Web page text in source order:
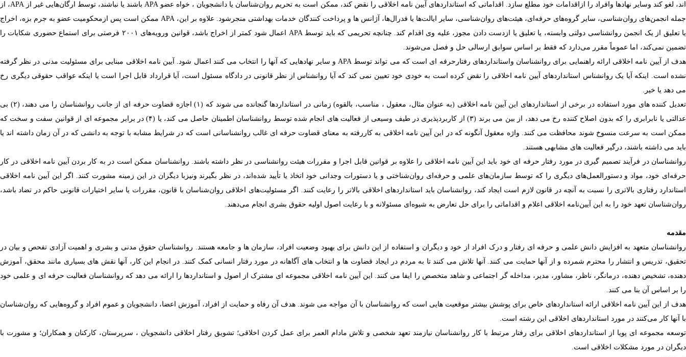
اند، لغو کند وسایر نهادها وافراد را ازاقدامات خود مطلع سازد. اقداماتی که استانداردهای
آیین نامه اخلاقی را نقض کند، ممکن است به تحریم روان‌شناسان یا دانشجویان ، خواه عضو APAباشند یا نباشند، توسط ارگان‌هایی غیر از APA، از
جمله انجمن‌های روان‌شناسی، سایر گروه‌های حرفه‌ای، هیئت‌های روان‌شناسی، سایر ایالت‌ها یا فدرال‌ها، آژانس ها و پرداخت کنندگان خدمات بهداشتی منجرشود. علاوه بر این، APAممکن است پس ازمحکومیت عضو به جرم بزه، اخراج
یا تعلیق از یک انجمن روانشناسی دولتی وابسته، یا تعلیق یا ازدست دادن مجوز، علیه وی اقدام کند. چنانچه تحریمی که باید توسطAPA
اعمال شود کمتر از اخراج باشد، قوانین ورویه‌های ۲۰۰۱ فرصتی برای استماع حضوری شکایات را
تضمین نمی‌کند، اما عموماً مقرر می‌دارد که فقط بر اساس سوابق ارسالی حل و فصل می‌شوند.
هدف از
آیین نامه اخلاقی ارائه راهنمایی برای روانشناسان واستانداردهای رفتارحرفه ای است که می تواند توسط APA و سایر نهادهایی که آنها را انتخاب می کنند اعمال شود. آیین نامه اخلاقی مبنایی برای مسئولیت مدنی در نظر گرفته
نشده است.
اینکه آیا یک روانشناس استانداردهای آیین نامه اخلاقی را نقض کرده است به خودی خود تعیین نمی کند که آیا روانشناس از نظر قانونی در دادگاه مسئول است، آیا قرارداد قابل اجرا است یا اینکه عواقب حقوقی دیگری رخ
می دهد یا خیر.
تعدیل کننده های مورد استفاده در برخی از استانداردهای این آیین نامه اخلاقی (به عنوان مثال، معقول ، مناسب، بالقوه) زمانی در استانداردها گنجانده می شوند که (۱) اجازه قضاوت حرفه ای از جانب روانشناسان را می دهند، (۲) بی
عدالتی یا نابرابری را که بدون اصلاح کننده رخ می دهد، از بین می برند (۳) از کاربردپذیری در طیف وسیعی از فعالیت های انجام شده توسط روانشناسان اطمینان حاصل می کند، یا (۴) در برابر مجموعه ای از قوانین سفت و سخت که
ممکن است به سرعت منسوخ شوند محافظت می کنند. واژه معقول آنگونه که در این آیین نامه اخلاقی به کاررفته به معنای قضاوت حرفه ای غالب روانشناسانی است که در شرایط مشابه با توجه به دانشی که در آن زمان داشته اند یا
باید می داشته باشند، درگیر فعالیت های مشابهی هستند.
روانشناسان در فرآیند تصمیم گیری در مورد رفتار حرفه ای خود باید این آیین نامه اخلاقی را علاوه بر قوانین قابل اجرا و مقررات هیئت روانشناسی در نظر داشته باشند. روانشناسان ممکن است در به کار بردن آیین نامه اخلاقی در کار
حرفه‌ای خود، مواد و دستورالعمل‌های دیگری را که توسط سازمان‌های علمی و حرفه‌ای روان‌شناختی و یا دستورات وجدانی خود اتخاذ یا تأیید شده‌اند، در نظر بگیرند ونیزبا دیگران در این زمینه مشورت کنند. اگر این آیین نامه اخلاقی
استاندارد رفتاری بالاتری را نسبت به آنچه در قانون لازم است ایجاد کند، روانشناسان باید استانداردهای اخلاقی بالاتر را رعایت کنند. اگر مسئولیت‌های اخلاقی روان‌شناسان با قانون، مقررات یا سایر اختیارات قانونی حاکم در تضاد باشد،
روان‌شناسان تعهد خود را به این آیین‌نامه اخلاقی اعلام و اقداماتی را برای حل تعارض به شیوه‌ای مسئولانه و با رعایت اصول اولیه حقوق بشری انجام می‌دهند.
مقدمه
روانشناسان متعهد به افزایش دانش علمی و حرفه ای رفتار و درک افراد از خود و دیگران و استفاده از این دانش برای بهبود وضعیت افراد، سازمان ها و جامعه هستند. روانشناسان حقوق مدنی و بشری و اهمیت آزادی تفحص و بیان در
تحقیق، تدریس و انتشار را محترم شمرده و از آنها حمایت می کنند. آنها تلاش می کنند تا به مردم در ایجاد قضاوت ها و انتخاب های آگاهانه در مورد رفتار انسانی کمک کنند. در انجام این کار، آنها نقش های بسیاری مانند محقق، آموزش
دهنده، تشخیص دهنده، درمانگر، ناظر، مشاور، مدیر، مداخله گر اجتماعی و شاهد متخصص را ایفا می کنند. این آیین نامه اخلاقی مجموعه ای مشترک از اصول و استانداردها را ارائه می دهد که روانشناسان فعالیت حرفه ای و علمی خود
را بر اساس آن بنا می کنند.
هدف از این آیین نامه اخلاقی ارائه استانداردهای خاص برای پوشش بیشتر موقعیت هایی است که روانشناسان با آن مواجه می شوند. هدف آن رفاه و حمایت از افراد، آموزش اعضا، دانشجویان و عموم افراد و گروه‌هایی که روان‌شناسان
با آنها کار می‌کنند در مورد استانداردهای اخلاقی این رشته است.
توسعه مجموعه ای پویا از استانداردهای اخلاقی برای رفتار مرتبط با کار روانشناسان نیازمند تعهد شخصی و تلاش مادام العمر برای عمل کردن اخلاقی؛ تشویق رفتار اخلاقی دانشجویان ، سرپرستان، کارکنان و همکاران؛ و مشورت با
دیگران در مورد مشکلات اخلاقی است.